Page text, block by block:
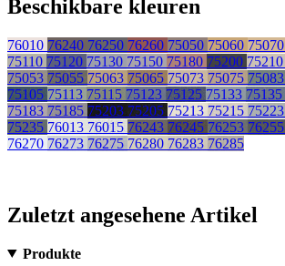
Beschikbare kleuren
76010 76240 76250 76260 75050 75060 75070
75110 75120 75130 75150 75180 75200 75210
75053 75055 75063 75065 75073 75075 75083
75105 75113 75115 75123 75125 75133 75135
75183 75185 75203 75205 75213 75215 75223
75235 76013 76015 76243 76245 76253 76255
76270 76273 76275 76280 76283 76285
Zuletzt angesehene Artikel
Produkte